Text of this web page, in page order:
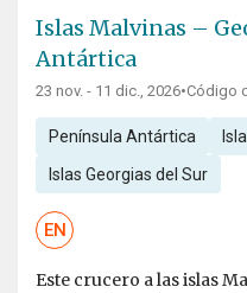
Islas Malvinas –
Antártica
23 nov. - 11 dic., 2026•Código
Península Antártica
Islas Georgias del Sur
EN
Este crucero a las islas